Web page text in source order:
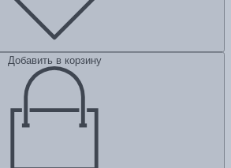
Добавить в корзину